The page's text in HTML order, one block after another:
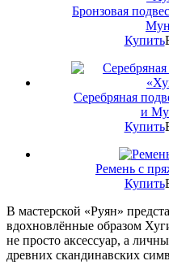
Бронзовая
Купить
Серебряная
и
Купить
Ремень с
Купить
В мастерской «Руян»
вдохновлённые образом
не просто аксессуар, а
древних скандинавских